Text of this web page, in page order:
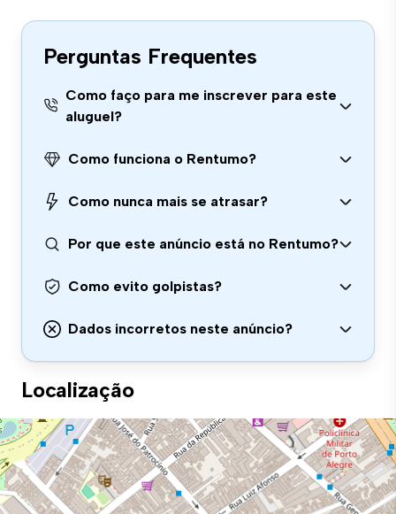
Perguntas Frequentes
Como faço para me inscrever para este
aluguel?
Como funciona o Rentumo?
Como nunca mais se atrasar?
Por que este anúncio está no Rentumo?
Como evito golpistas?
Dados incorretos neste anúncio?
Localização